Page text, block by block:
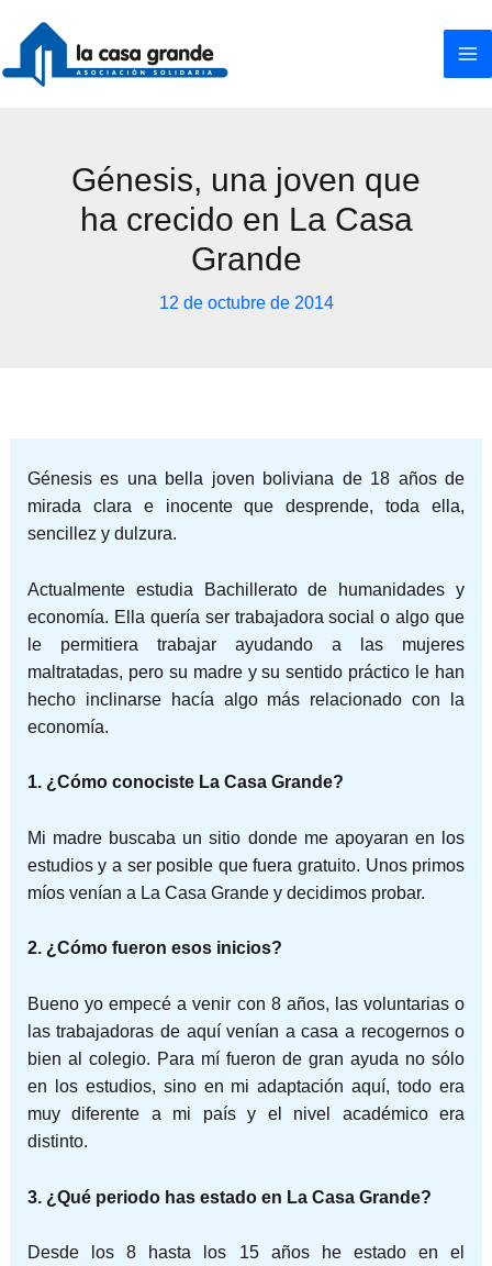
contenido
Génesis, una joven que
ha crecido en La Casa
Grande
12 de octubre de 2014
Génesis es una bella joven boliviana de 18 años de
mirada clara e inocente que desprende, toda ella,
sencillez y dulzura.
Actualmente estudia Bachillerato de humanidades y
economía. Ella quería ser trabajadora social o algo que
le permitiera trabajar ayudando a las mujeres
maltratadas, pero su madre y su sentido práctico le han
hecho inclinarse hacía algo más relacionado con la
economía.
1. ¿Cómo conociste La Casa Grande?
Mi madre buscaba un sitio donde me apoyaran en los
estudios y a ser posible que fuera gratuito. Unos primos
míos venían a La Casa Grande y decidimos probar.
2. ¿Cómo fueron esos inicios?
Bueno yo empecé a venir con 8 años, las voluntarias o
las trabajadoras de aquí venían a casa a recogernos o
bien al colegio. Para mí fueron de gran ayuda no sólo
en los estudios, sino en mi adaptación aquí, todo era
muy diferente a mi país y el nivel académico era
distinto.
3. ¿Qué periodo has estado en La Casa Grande?
Desde los 8 hasta los 15 años he estado en el